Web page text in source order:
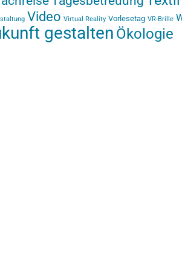
Video Virtual Reality Vorlesetag VR-Brille
gestalten Ökologie